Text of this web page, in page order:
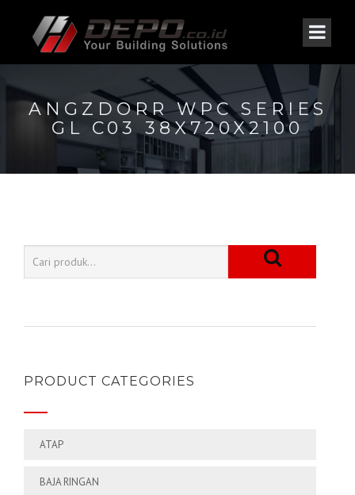
ANGZDORR WPC SERIES
GL C03 38X720X2100
PRODUCT CATEGORIES
ATAP
BAJA RINGAN